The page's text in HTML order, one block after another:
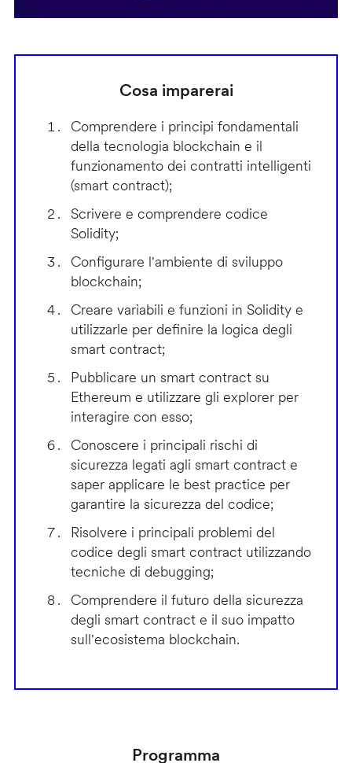
Cosa imparerai
Comprendere i principi fondamentali
della tecnologia blockchain e il
funzionamento dei contratti intelligenti
(smart contract);
Scrivere e comprendere codice
Solidity;
Configurare l'ambiente di sviluppo
blockchain;
Creare variabili e funzioni in Solidity e
utilizzarle per definire la logica degli
smart contract;
Pubblicare un smart contract su
Ethereum e utilizzare gli explorer per
interagire con esso;
Conoscere i principali rischi di
sicurezza legati agli smart contract e
saper applicare le best practice per
garantire la sicurezza del codice;
Risolvere i principali problemi del
codice degli smart contract utilizzando
tecniche di debugging;
Comprendere il futuro della sicurezza
degli smart contract e il suo impatto
sull'ecosistema blockchain.
Programma